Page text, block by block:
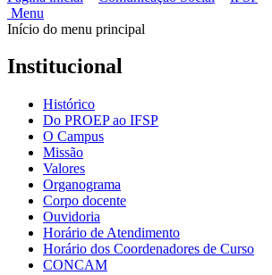
Menu
Início do menu principal
Institucional
Histórico
Do PROEP ao IFSP
O Campus
Missão
Valores
Organograma
Corpo docente
Ouvidoria
Horário de Atendimento
Horário dos Coordenadores de Curso
CONCAM